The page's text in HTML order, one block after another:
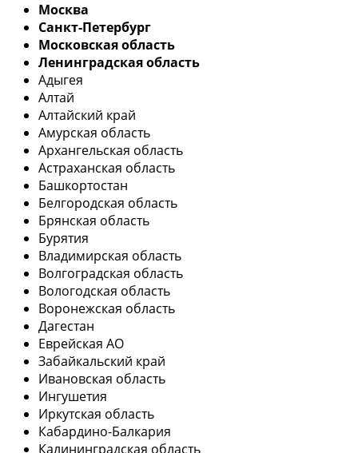
Москва
Санкт-Петербург
Московская область
Ленинградская область
Адыгея
Алтай
Алтайский край
Амурская область
Архангельская область
Астраханская область
Башкортостан
Белгородская область
Брянская область
Бурятия
Владимирская область
Волгоградская область
Вологодская область
Воронежская область
Дагестан
Еврейская АО
Забайкальский край
Ивановская область
Ингушетия
Иркутская область
Кабардино-Балкария
Калининградская область